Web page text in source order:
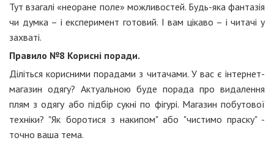
Тут взагалі «неоране поле» можливостей. Будь-яка фантазія
чи думка – і експеримент готовий. І вам цікаво – і читачі у
захваті.
Правило №8 Корисні поради.
Діліться корисними порадами з читачами. У вас є інтернет-
магазин одягу? Актуальною буде порада про видалення
плям з одягу або підбір сукні по фігурі. Магазин побутової
техніки? "Як боротися з накипом" або "чистимо праску" -
точно ваша тема.